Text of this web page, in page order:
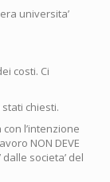
universita’
costi. Ci
chiesti.
l’intenzione
NON DEVE
societa’ del